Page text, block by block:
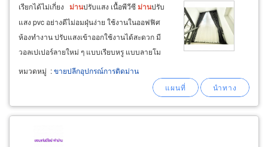
เรียกได้ไม่เกี่ยง ม่านปรับแสง เนื้อพีวีซีม่านปรับ
แสง pvc อย่างดีไม่อมฝุ่นง่าย ใช้งานในออฟฟิศ
ห้องทำงาน ปรับแสงเข้าออกใช้งานได้สะดวก มี
วอลเปเปอร์ลายใหม่ ๆ แบบเรียบหรู แบบลายโม
เดิร์น ลายไฮโซ ลายห้องคุณหนู น่ารักๆ และมี
วอลเปเปอร์ลายไทยๆ ธีมสำหรับห้องพระโดยเฉพาะ
หมวดหมู่ :ขายปลีกอุปกรณ์การติดม่าน